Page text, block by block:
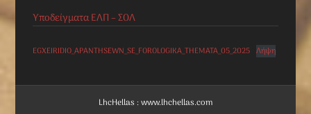
Υποδείγματα ΕΛΠ – ΣΟΛ
EGXEIRIDIO_APANTHSEWN_SE_FOROLOGIKA_THEMATA_05_2025 Λήψη
LhcHellas : www.lhchellas.com